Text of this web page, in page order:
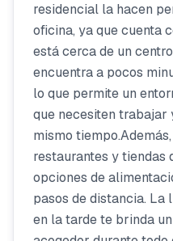
residencial la hacen
oficina, ya que cuenta
está cerca de un
encuentra a pocos
lo que permite un
que necesiten trabajar
mismo
restaurantes y tiendas
opciones de
pasos de distancia. La
en la tarde te brinda